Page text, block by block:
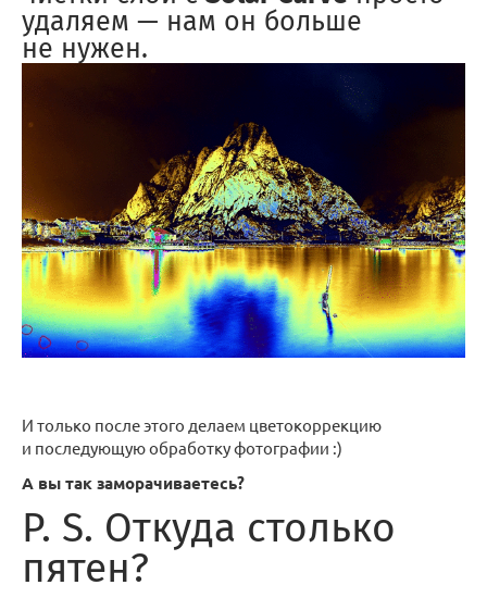
удаляем — нам он больше
не нужен.
И только после этого делаем цветокоррекцию
и последующую обработку фотографии :)
А вы так заморачиваетесь?
P. S. Откуда столько
пятен?